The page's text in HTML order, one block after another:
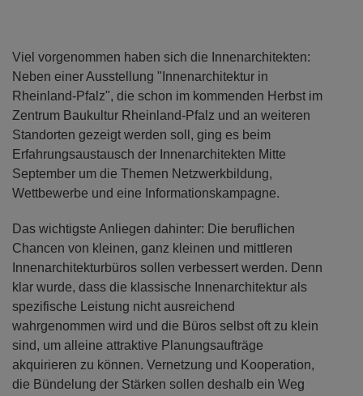
Viel vorgenommen haben sich die Innenarchitekten:
Neben einer Ausstellung "Innenarchitektur in
Rheinland-Pfalz", die schon im kommenden Herbst im
Zentrum Baukultur Rheinland-Pfalz und an weiteren
Standorten gezeigt werden soll, ging es beim
Erfahrungsaustausch der Innenarchitekten Mitte
September um die Themen Netzwerkbildung,
Wettbewerbe und eine Informationskampagne.
Das wichtigste Anliegen dahinter: Die beruflichen
Chancen von kleinen, ganz kleinen und mittleren
Innenarchitekturbüros sollen verbessert werden. Denn
klar wurde, dass die klassische Innenarchitektur als
spezifische Leistung nicht ausreichend
wahrgenommen wird und die Büros selbst oft zu klein
sind, um alleine attraktive Planungsaufträge
akquirieren zu können. Vernetzung und Kooperation,
die Bündelung der Stärken sollen deshalb ein Weg